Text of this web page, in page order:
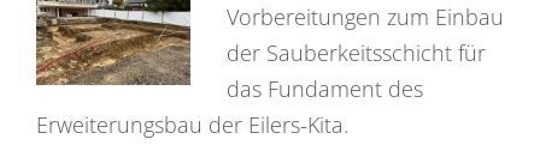
Vorbereitungen zum Einbau
der Sauberkeitsschicht für
das Fundament des
Erweiterungsbau der Eilers-Kita.